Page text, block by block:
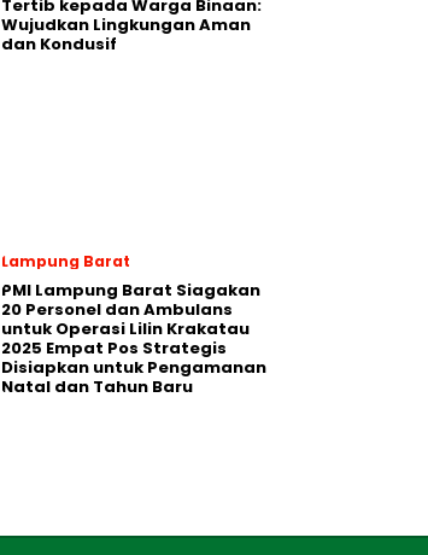
Tertib kepada Warga Binaan:
Wujudkan Lingkungan Aman
dan Kondusif
Lampung Barat
PMI Lampung Barat Siagakan
20 Personel dan Ambulans
untuk Operasi Lilin Krakatau
2025 Empat Pos Strategis
Disiapkan untuk Pengamanan
Natal dan Tahun Baru